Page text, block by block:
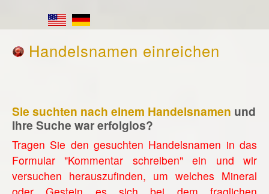
Handelsnamen einreichen
Sie suchten nach einem Handelsnamen und
Ihre Suche war erfolglos?
Tragen Sie den gesuchten Handelsnamen in das
Formular "Kommentar schreiben" ein und wir
versuchen herauszufinden, um welches Mineral